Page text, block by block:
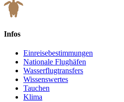
Infos
Einreisebestimmungen
Nationale Flughäfen
Wasserflugtransfers
Wissenswertes
Tauchen
Klima